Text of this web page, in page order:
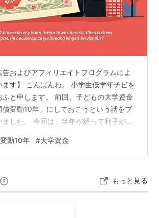
告およびアフィリエイトプログラムによ
ます】 こんばんわ。 小学生低学年チビを
ふと申します。 前回、子どもの大学資金
債変動10年」にしておこうという話をブ
ました。 今回は、半年が経って利子が入
投資 貯金 ランキング参加中育児・子育
債変動10年」の利子は半年ごとの入金
が現実に！ リンク 「個人向け国債変動10
年ごとの入金 最近は「高校授業料無…
動10年 #大学資金
もっと見る